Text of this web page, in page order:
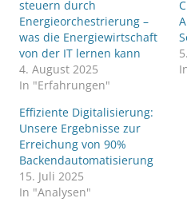
steuern durch
Energieorchestrierung –
was die Energiewirtschaft
von der IT lernen kann
4. August 2025
In "Erfahrungen"
Effiziente Digitalisierung:
Unsere Ergebnisse zur
Erreichung von 90%
Backendautomatisierung
15. Juli 2025
In "Analysen"